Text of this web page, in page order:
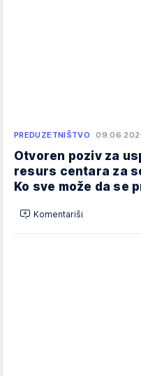
PREDUZETNIŠTVO
Otvoren poziv za
resurs centara za
Ko sve može da se
Komentariši